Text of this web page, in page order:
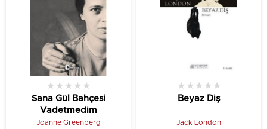
Sana Gül Bahçesi
Vadetmedim
★ ★ ★ ★ ★
Joanne Greenberg
Beyaz Diş
★ ★ ★ ★ ★
Jack London